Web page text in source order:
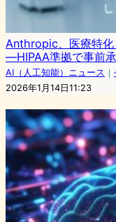
Anthropic、医療特
―HIPAA準拠で事前
AI（人工知能）ニュース ｜
2026年1月14日11:23